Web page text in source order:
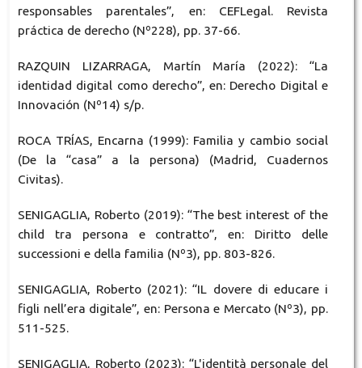
responsables parentales”, en: CEFLegal. Revista
práctica de derecho (Nº228), pp. 37-66.
RAZQUIN LIZARRAGA, Martín María (2022): “La
identidad digital como derecho”, en: Derecho Digital e
Innovación (Nº14) s/p.
ROCA TRÍAS, Encarna (1999): Familia y cambio social
(De la “casa” a la persona) (Madrid, Cuadernos
Civitas).
SENIGAGLIA, Roberto (2019): “The best interest of the
child tra persona e contratto”, en: Diritto delle
successioni e della familia (Nº3), pp. 803-826.
SENIGAGLIA, Roberto (2021): “IL dovere di educare i
figli nell’era digitale”, en: Persona e Mercato (Nº3), pp.
511-525.
SENIGAGLIA, Roberto (2023): “L'identità personale del